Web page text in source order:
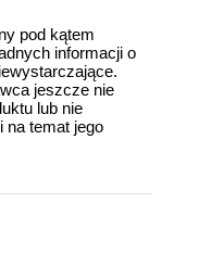
pod kątem
informacji o
jeszcze nie
lub nie
na temat jego